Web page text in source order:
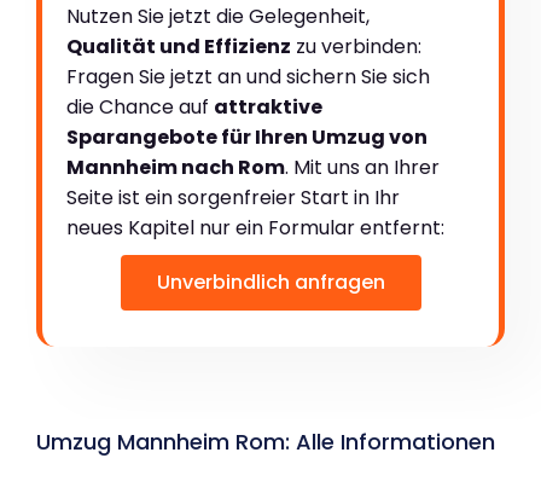
Nutzen Sie jetzt die Gelegenheit,
Qualität und Effizienz zu verbinden:
Fragen Sie jetzt an und sichern Sie sich
die Chance auf attraktive
Sparangebote für Ihren Umzug von
Mannheim nach Rom. Mit uns an Ihrer
Seite ist ein sorgenfreier Start in Ihr
neues Kapitel nur ein Formular entfernt:
Unverbindlich anfragen
Umzug Mannheim Rom: Alle Informationen